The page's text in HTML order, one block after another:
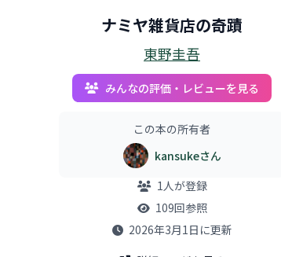
ナミヤ雑貨店の奇蹟
東野圭吾
みんなの評価・レビューを見る
この本の所有者
kansukeさん
1人が登録
109回参照
2026年3月1日に更新